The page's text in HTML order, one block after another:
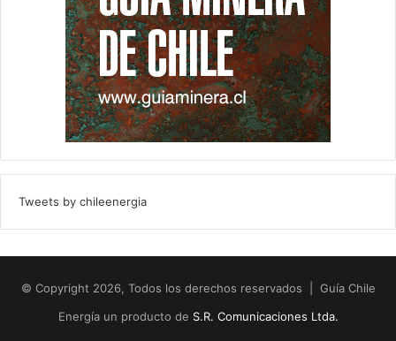
Tweets by chileenergia
© Copyright 2026, Todos los derechos reservados | Guía Chile
Energía un producto de S.R. Comunicaciones Ltda.